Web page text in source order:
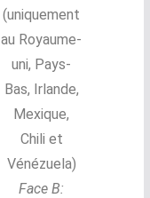
(uniquement
au Royaume-
uni, Pays-
Bas, Irlande,
Mexique,
Chili et
Vénézuela)
Face B: